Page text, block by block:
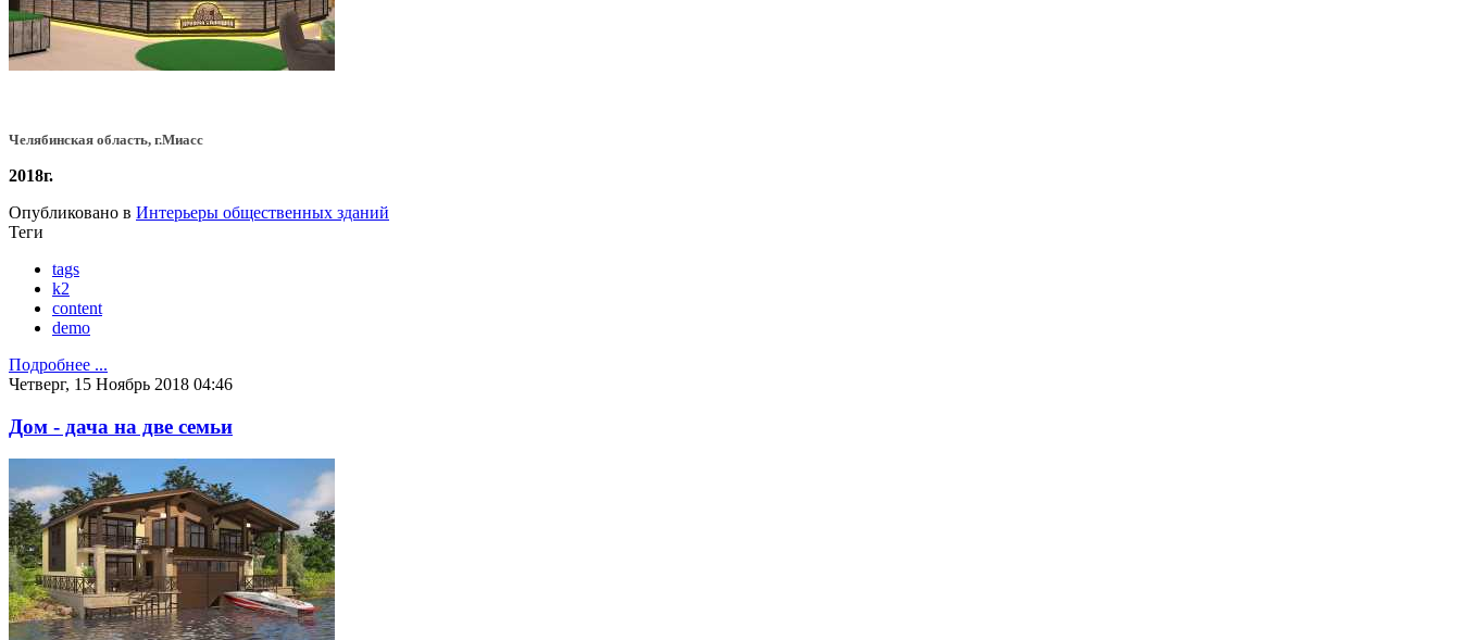
Челябинская область, г.Миасс
2018г.
Опубликовано в Интерьеры общественных зданий
Теги
tags
k2
content
demo
Подробнее ...
Четверг, 15 Ноябрь 2018 04:46
Дом - дача на две семьи